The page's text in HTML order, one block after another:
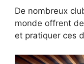
De nombreux
monde offrent
et pratiquer ces